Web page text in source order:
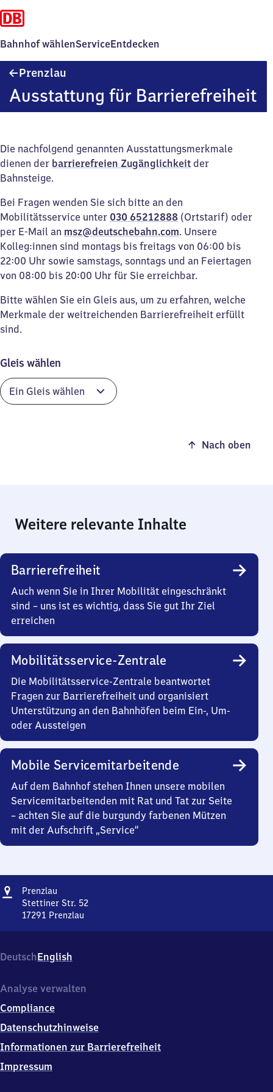
Bahnhof wählenServiceEntdecken
Prenzlau
Ausstattung für Barrierefreiheit
Die nachfolgend genannten Ausstattungsmerkmale
dienen der barrierefreien Zugänglichkeit der
Bahnsteige.
Bei Fragen wenden Sie sich bitte an den
Mobilitätsservice unter 030 65212888 (Ortstarif) oder
per E-Mail an msz@deutschebahn.com. Unsere
Kolleg:innen sind montags bis freitags von 06:00 bis
22:00 Uhr sowie samstags, sonntags und an Feiertagen
von 08:00 bis 20:00 Uhr für Sie erreichbar.
Bitte wählen Sie ein Gleis aus, um zu erfahren, welche
Merkmale der weitreichenden Barrierefreiheit erfüllt
sind.
Gleis wählen
Nach oben
Weitere relevante Inhalte
Barrierefreiheit
Auch wenn Sie in Ihrer Mobilität eingeschränkt
sind – uns ist es wichtig, dass Sie gut Ihr Ziel
erreichen
Mobilitätsservice-Zentrale
Die Mobilitätsservice-Zentrale beantwortet
Fragen zur Barrierefreiheit und organisiert
Unterstützung an den Bahnhöfen beim Ein-, Um-
oder Aussteigen
Mobile Servicemitarbeitende
Auf dem Bahnhof stehen Ihnen unsere mobilen
Servicemitarbeitenden mit Rat und Tat zur Seite
– achten Sie auf die burgundy farbenen Mützen
mit der Aufschrift „Service“
Adresse
Prenzlau
Stettiner Str. 52
17291 Prenzlau
Str.
52,
7
9
1
DeutschEnglish
Analyse verwalten
Compliance
Datenschutzhinweise
Informationen zur Barrierefreiheit
Impressum